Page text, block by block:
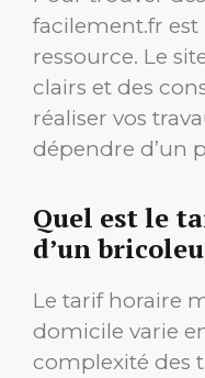
facilement.fr est
ressource. Le
clairs et des
réaliser vos
dépendre d’un
Quel est le
d’un
Le tarif horaire
domicile varie
complexité des